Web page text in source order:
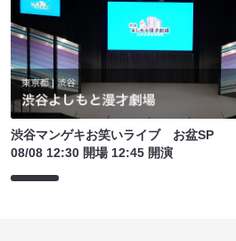
渋谷マンゲキお笑いライブ お盆SP
08/08 12:30 開場 12:45 開演